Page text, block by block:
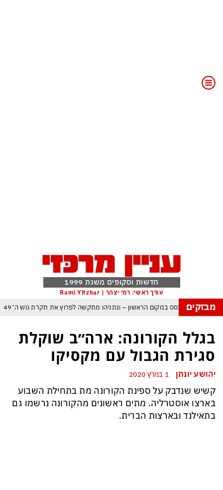
חדשות וסקופים משנת 1999
עורך ראשי: רמי יצהר | Rami Yitzhar
מבזקים
– איזנקוט מתבסס במקום הראשון – ונתניהו מתקשה לפרוץ את תקרת גוש ה־49
עומאן לגבי תפעול משותף של מצר הורמוז – אם טראמפ יאשר המלחמה תסתיים
מי היה מאמין שבאר שבע תנצח את הכוכב האדום?
ומיירטים להגנה – טראמפ נשאר רק עם ציוצי האיום המגוחכים שלא מזיזים לטהרן
כמדיניות: כך הפכה ההוצאה להורג לכלי ההרתעה המרכזי של המשטר האיראני
א-סיסי, ארדואן ושליט קטאר מכנסים פגישת ״כיפה אדומה״ לנתניהו בנושא עזה
בגלל הקורונה: ארה״ב שוקלת
סגירת הגבול עם מקסיקו
יהושע יונתן
קשיש שנדבק על ספינת הקורונה מת בתחילת השבוע
בארצו אוסטרליה. מתים ראשונים מהקורונה נרשמו גם
בתאילנד ובארצות הברית.